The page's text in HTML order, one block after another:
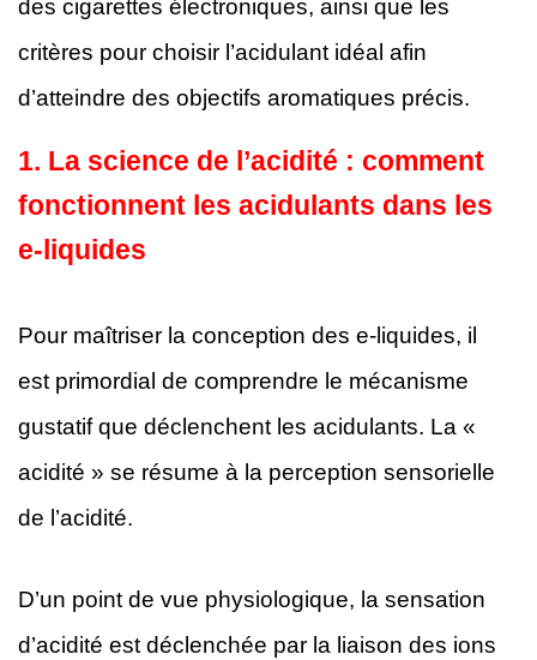
des cigarettes électroniques, ainsi que les
critères pour choisir l’acidulant idéal afin
d’atteindre des objectifs aromatiques précis.
1. La science de l’acidité : comment
fonctionnent les acidulants dans les
e-liquides
Pour maîtriser la conception des e-liquides, il
est primordial de comprendre le mécanisme
gustatif que déclenchent les acidulants. La «
acidité » se résume à la perception sensorielle
de l’acidité.
D’un point de vue physiologique, la sensation
d’acidité est déclenchée par la liaison des ions